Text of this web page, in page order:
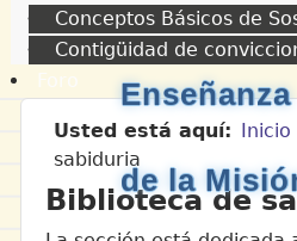
Conceptos Básicos de
Contigüidad de
Foro
Enseñanza
de la
Usted está aquí Inicio
sabiduria
Biblioteca de